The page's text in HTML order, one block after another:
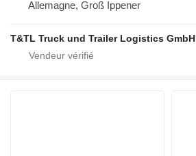
Allemagne, Groß Ippener
T&TL Truck und Trailer Logistics GmbH